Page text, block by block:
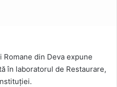
din Deva expune
în laboratorul de Restaurare,